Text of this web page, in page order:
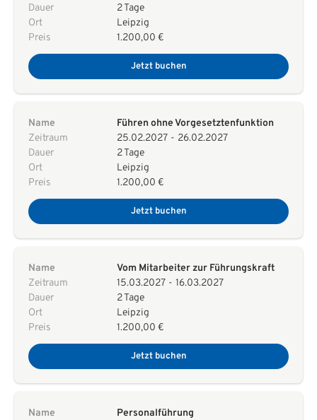
Dauer
2 Tage
Ort
Leipzig
Preis
1.200,00 €
Jetzt buchen
Name
Führen ohne Vorgesetztenfunktion
Zeitraum
25.02.2027 - 26.02.2027
Dauer
2 Tage
Ort
Leipzig
Preis
1.200,00 €
Jetzt buchen
Name
Vom Mitarbeiter zur Führungskraft
Zeitraum
15.03.2027 - 16.03.2027
Dauer
2 Tage
Ort
Leipzig
Preis
1.200,00 €
Jetzt buchen
Name
Personalführung